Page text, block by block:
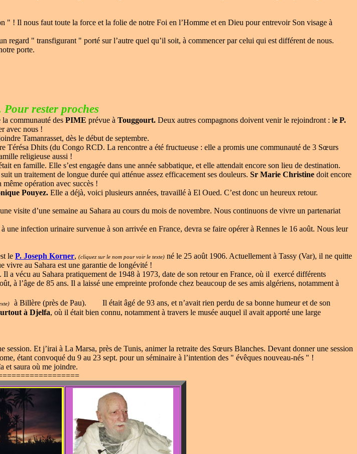
! Il nous faut toute la force et la folie de notre Foi en l’Homme et en Dieu pour entrevoir Son visage à
" transfigurant " porté sur l’autre quel qu’il soit, à commencer par celui qui est différent de nous.
porte.
rester proches
communauté des PIME prévue à Touggourt. Deux autres compagnons doivent venir le rejoindront : le P.
avec nous !
Tamanrasset, dès le début de septembre.
Térésa Dhits (du Congo RCD. La rencontre a été fructueuse : elle a promis une communauté de 3 Sœurs
religieuse aussi !
en famille. Elle s’est engagée dans une année sabbatique, et elle attendait encore son lieu de destination.
un traitement de longue durée qui atténue assez efficacement ses douleurs. Sr Marie Christine doit encore
même opération avec succès !
Pouyez. Elle a déjà, voici plusieurs années, travaillé à El Oued. C’est donc un heureux retour.
visite d’une semaine au Sahara au cours du mois de novembre. Nous continuons de vivre un partenariat
une infection urinaire survenue à son arrivée en France, devra se faire opérer à Rennes le 16 août. Nous leur
le P. Joseph Korner, (cliquez sur le nom pour voir le texte) né le 25 août 1906. Actuellement à Tassy (Var), il ne quitte
vivre au Sahara est une garantie de longévité !
. Il a vécu au Sahara pratiquement de 1948 à 1973, date de son retour en France, où il exercé différents
à l’âge de 85 ans. Il a laissé une empreinte profonde chez beaucoup de ses amis algériens, notamment à
à Billère (près de Pau). Il était âgé de 93 ans, et n’avait rien perdu de sa bonne humeur et de son
à Djelfa, où il était bien connu, notamment à travers le musée auquel il avait apporté une large
session. Et j’irai à La Marsa, près de Tunis, animer la retraite des Sœurs Blanches. Devant donner une session
étant convoqué du 9 au 23 sept. pour un séminaire à l’intention des " évêques nouveau-nés " !
et saura où me joindre.